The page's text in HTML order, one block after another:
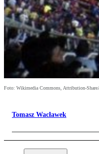
Foto: Wikimedia Commons, Attribution-
Tomasz Wacławek